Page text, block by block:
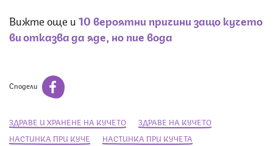
Вижте още и10 вероятни причини защо кучето
ви отказва да яде, но пие вода
Сподели
ЗДРАВЕ И ХРАНЕНЕ НА КУЧЕТО
ЗДРАВЕ НА КУЧЕТО
НАСТИНКА ПРИ КУЧЕ
НАСТИНКА ПРИ КУЧЕТА